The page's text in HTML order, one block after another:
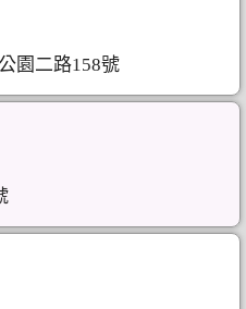
園二路158號